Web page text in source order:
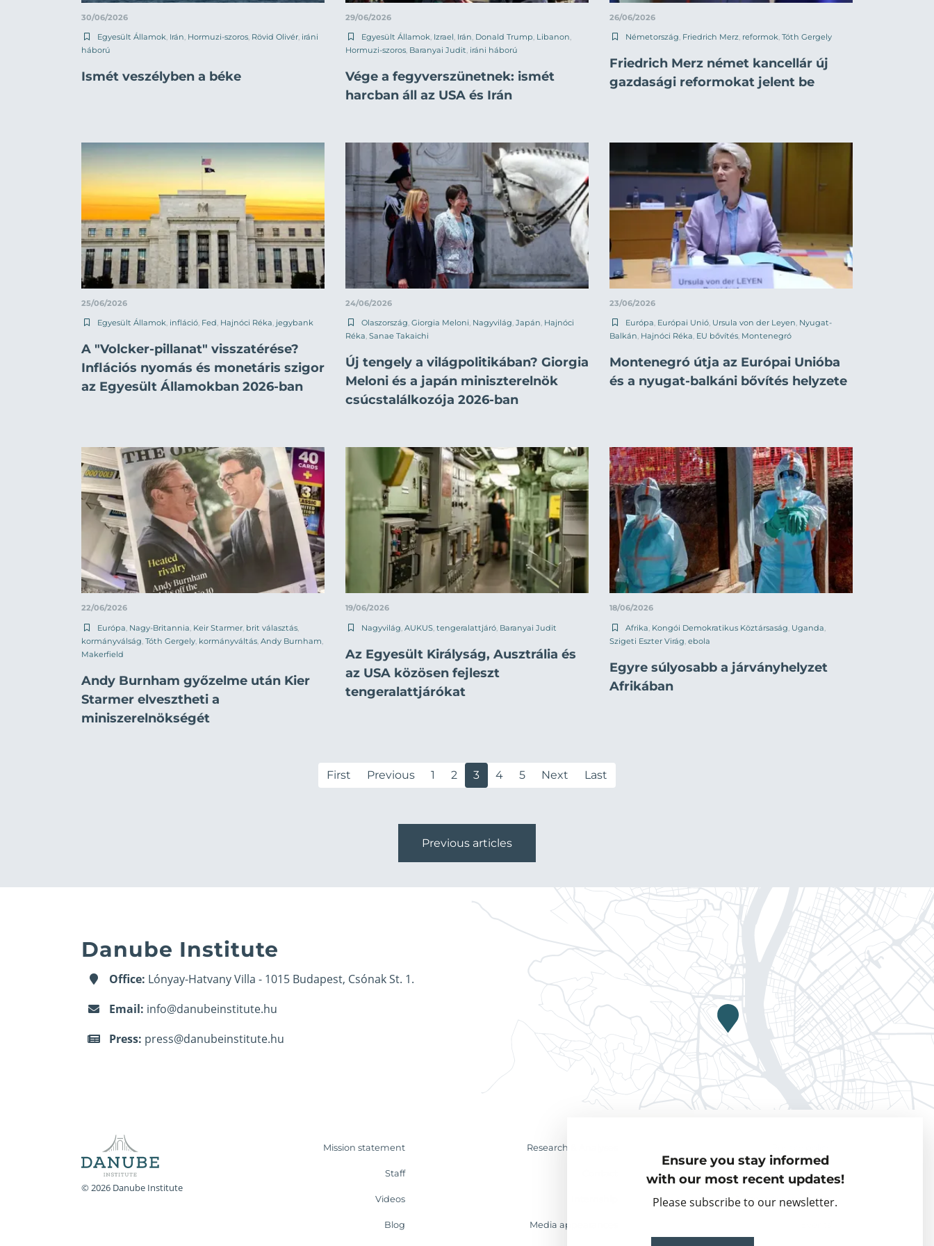
Ensure you stay informed
with our most recent updates!
Please subscribe to our newsletter.
30/06/2026
Egyesült Államok Irán Hormuzi-szoros Rövid Olivér iráni
háború
Ismét veszélyben a béke
29/06/2026
Egyesült Államok Izrael Irán Donald Trump Libanon
Hormuzi-szoros Baranyai Judit iráni háború
Vége a fegyverszünetnek: ismét
harcban áll az USA és Irán
26/06/2026
Németország Friedrich Merz reformok Tóth Gergely
Friedrich Merz német kancellár új
gazdasági reformokat jelent be
25/06/2026
Egyesült Államok, infláció, Fed, Hajnóci Réka, jegybank
A "Volcker-pillanat" visszatérése?
Inflációs nyomás és monetáris szigor
az Egyesült Államokban 2026-ban
24/06/2026
Olaszország, Giorgia Meloni, Nagyvilág, Japán, Hajnóci
Réka, Sanae Takaichi
Új tengely a világpolitikában? Giorgia
Meloni és a japán miniszterelnök
csúcstalálkozója 2026-ban
23/06/2026
Európa, Európai Unió, Ursula von der Leyen, Nyugat-
Balkán, Hajnóci Réka, EU bővítés, Montenegró
Montenegró útja az Európai Unióba
és a nyugat-balkáni bővítés helyzete
22/06/2026
Európa Nagy-Britannia Keir Starmer brit választás
kormányválság Tóth Gergely kormányváltás Andy Burnham
Makerfield
Andy Burnham győzelme után Kier
Starmer elvesztheti a
miniszerelnökségét
19/06/2026
Nagyvilág AUKUS tengeralattjáró Baranyai Judit
Az Egyesült Királyság, Ausztrália és
az USA közösen fejleszt
tengeralattjárókat
18/06/2026
Afrika Kongói Demokratikus Köztársaság Uganda
Szigeti Eszter Virág ebola
Egyre súlyosabb a járványhelyzet
Afrikában
First Previous 1 2 3 4 5 Next Last
Previous articles
Danube Institute
Office: Lónyay-Hatvany Villa - 1015 Budapest, Csónak St. 1.
Email: info@danubeinstitute.hu
Press: press@danubeinstitute.hu
© 2026 Danube Institute
Mission statement Research & Analyses
Staff Visiting Fellows
Videos Partner organisations
Blog Media appearances